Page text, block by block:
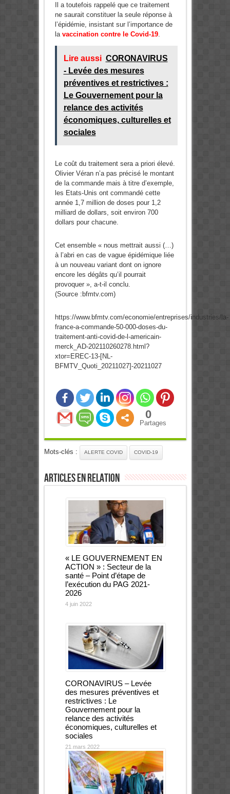
Il a toutefois rappelé que ce traitement
ne saurait constituer la seule réponse à
l’épidémie, insistant sur l’importance de
la vaccination contre le Covid-19.
Lire aussi CORONAVIRUS
- Levée des mesures
préventives et restrictives :
Le Gouvernement pour la
relance des activités
économiques, culturelles et
sociales
Le coût du traitement sera a priori élevé.
Olivier Véran n’a pas précisé le montant
de la commande mais à titre d’exemple,
les Etats-Unis ont commandé cette
année 1,7 million de doses pour 1,2
milliard de dollars, soit environ 700
dollars pour chacune.
Cet ensemble « nous mettrait aussi (…)
à l’abri en cas de vague épidémique liée
à un nouveau variant dont on ignore
encore les dégâts qu’il pourrait
provoquer », a-t-il conclu.
(Source :bfmtv.com)
https://www.bfmtv.com/economie/entreprises/industries/la-
france-a-commande-50-000-doses-du-
traitement-anti-covid-de-l-americain-
merck_AD-202110260278.html?
xtor=EREC-13-[NL-
BFMTV_Quoti_20211027]-20211027
0
Partages
Mots-clés : ALERTE COVID COVID-19
Articles en relation
« LE GOUVERNEMENT EN
ACTION » : Secteur de la
santé – Point d’étape de
l’exécution du PAG 2021-
2026
4 juin 2022
CORONAVIRUS – Levée
des mesures préventives et
restrictives : Le
Gouvernement pour la
relance des activités
économiques, culturelles et
sociales
21 mars 2022